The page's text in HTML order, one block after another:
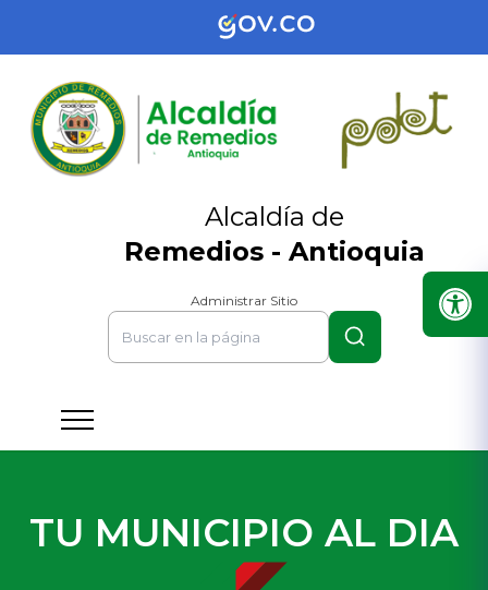
Alcaldía de
Remedios - Antioquia
Administrar Sitio
TU MUNICIPIO AL DIA